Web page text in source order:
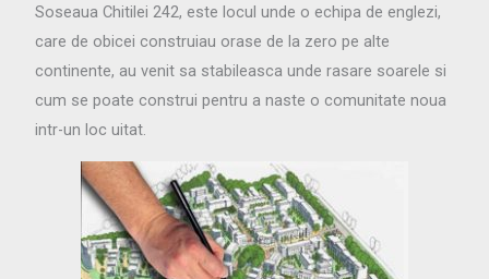
Soseaua Chitilei 242, este locul unde o echipa de englezi,
care de obicei construiau orase de la zero pe alte
continente, au venit sa stabileasca unde rasare soarele si
cum se poate construi pentru a naste o comunitate noua
intr-un loc uitat.